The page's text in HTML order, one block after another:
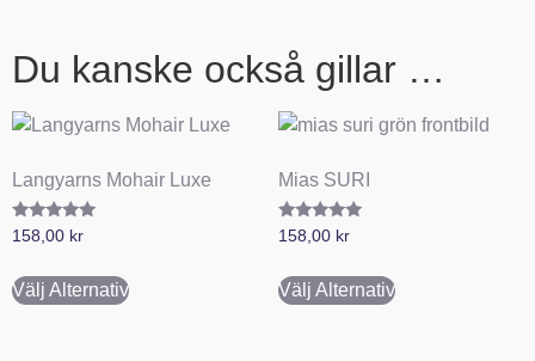
Du kanske också gillar …
Langyarns Mohair Luxe
Betygsatt
158,00 kr
Välj Alternativ
Mias SURI
Betygsatt
158,00 kr
Välj Alternativ